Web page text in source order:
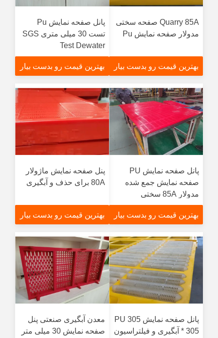
Quarry 85A صفحه سختی
مدولار صفحه نمایش Pu
بهترین قیمت رو بدست بیار
پانل صفحه نمایش Pu
تست 30 میلی متری SGS
Test Dewater
بهترین قیمت رو بدست بیار
پانل صفحه نمایش PU
صفحه نمایش جمع شده
مدولار 85A سختی
بهترین قیمت رو بدست بیار
پنل صفحه نمایش ماژولار
80A برای حذف و آبگیری
بهترین قیمت رو بدست بیار
پانل صفحه نمایش PU 305
* 305 آبگیری و فیلتراسیون
معدن آبگیری صنعتی پنل
صفحه نمایش 30 میلی متر